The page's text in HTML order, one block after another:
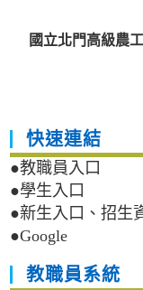
國立北門高級農
快速連結
●教職員入口
●學生入口
●新生入口、招生
●Google
教職員系統